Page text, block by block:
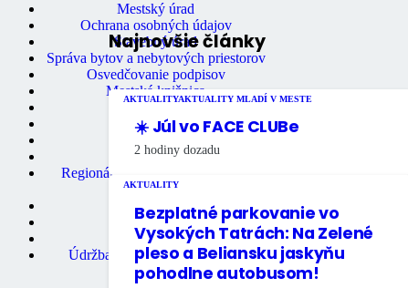
Najnovšie články
AKTUALITYAKTUALITY MLADÍ V MESTE
☀️ Júl vo FACE CLUBe
2 hodiny dozadu
AKTUALITY
Bezplatné parkovanie vo
Vysokých Tatrách: Na Zelené
pleso a Beliansku jaskyňu
pohodlne autobusom!
Mestský úrad
Ochrana osobných údajov
Stavebný úrad
Správa bytov a nebytových priestorov
Osvedčovanie podpisov
Mestská knižnica
Matričný úrad
Mestská polícia
Miestne dane
Primátor mesta
Regionálne turistické informačné
centrum
Rozpočet mesta
Školstvo
Údržba bytov
Údržba nebytových priestorov